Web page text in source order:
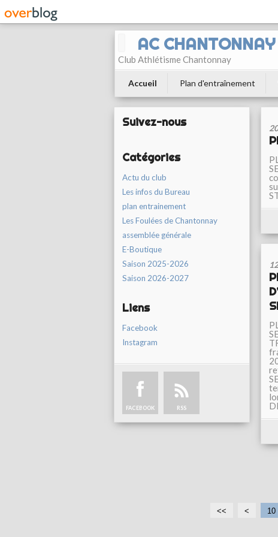
AC CHANTONNAY
Club Athlétisme Chantonnay
Accueil Plan d'entraînement
Suivez-nous
Catégories
Actu du club
Les infos du Bureau
plan entrainement
Les Foulées de Chantonnay
assemblée générale
E-Boutique
Saison 2025-2026
Saison 2026-2027
Liens
Facebook
Instagram
FACEBOOK RSS
<< < 10